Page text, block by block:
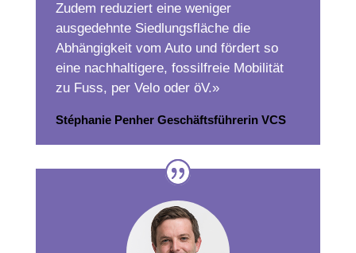
Zudem reduziert eine weniger
ausgedehnte Siedlungsfläche die
Abhängigkeit vom Auto und fördert so
eine nachhaltigere, fossilfreie Mobilität
zu Fuss, per Velo oder öV.»
Stéphanie Penher Geschäftsführerin VCS